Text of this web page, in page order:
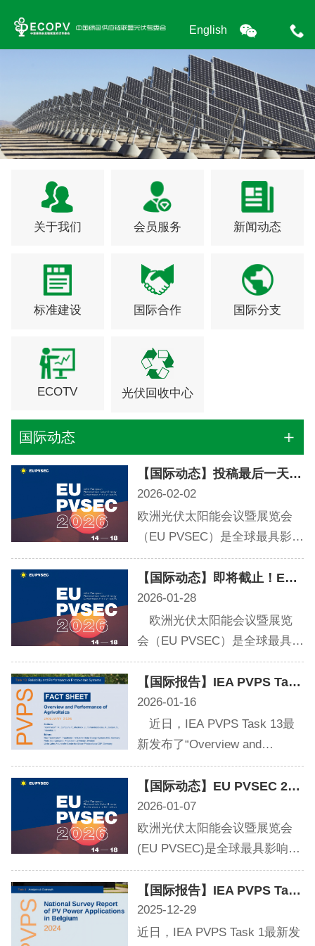
English
关于我们 会员服务 新闻动态
标准建设 国际合作 国际分支
ECOTV 光伏回收中心
国际动态
【国际动态】投稿最后一天！EU PVSEC 2026 论文征集今日关闭！
2026-02-02
欧洲光伏太阳能会议暨展览会
（EU PVSEC）是全球最具影响
力的光伏行业盛会之一，自
1977年创办以来，已成为学术
界与产业界交流光伏技术、政
策及市场趋势的核心平台。
2026年9月14日至18日，第43届
EU PVSEC将在荷兰鹿特丹举
行。EU PVSEC会议论文摘要征
集工作将于2026年2月2日截
止，请有意向投稿的各会员单
位尽快提交征文。
【国际动态】即将截止！EU PVSEC 2026 论文征集2月2日关闭！
2026-01-28
欧洲光伏太阳能会议暨展览
会（EU PVSEC）是全球最具影
响力的光伏行业盛会之一，自
1977年创办以来，已成为学术
界与产业界交流光伏技术、政
策及市场趋势的核心平台。
2026年9月14日至18日，第43届
EU PVSEC将在荷兰鹿特丹举
行。EU PVSEC会议论文摘要征
集工作将于2026年2月2日截
止，请有意向投稿的各会员单
位尽快提交征文
【国际报告】IEA PVPS Task 13 发布《农光互补系统概览与性能》简报
2026-01-16
近日，IEA PVPS Task 13最
新发布了“Overview and
Performance of Agrivoltaics(
Fact Sheet)”概要文件。该简报
涵盖了农光互补系统在技术、
运行和环境背景等方面的关键
内容，并对Task 13近期发布的
农光互补系统报告进行了全面
总结。中国绿色供应链联盟光
伏专委会(ECOPV)第一时间与
大家分享该报告：
【国际动态】EU PVSEC 2026 论文征集通知
2026-01-07
欧洲光伏太阳能会议暨展览会
(EU PVSEC)是全球最具影响力
的光伏行业盛会之一，自1977
年创办以来，已成为学术界与
产业界交流光伏技术、政策及
市场趋势的核心平台。2026年9
【国际报告】IEA PVPS Task 1 发布《2024比利时光伏国家市场报告》
2025-12-29
近日，IEA PVPS Task 1最新发